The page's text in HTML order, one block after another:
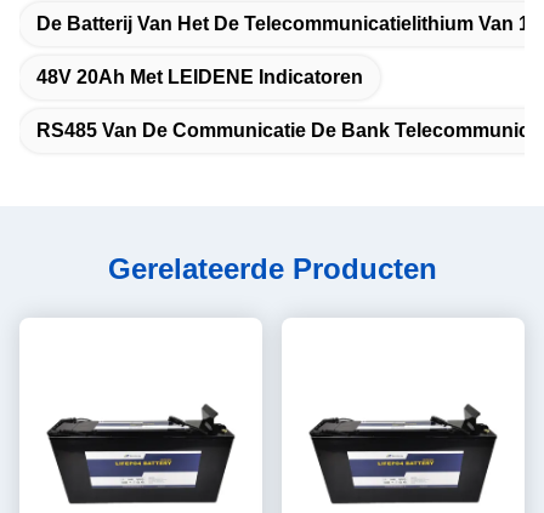
De Batterij Van Het De Telecommunicatielithium Van
48V 20Ah Met LEIDENE Indicatoren
RS485 Van De Communicatie De Bank
Gerelateerde Producten